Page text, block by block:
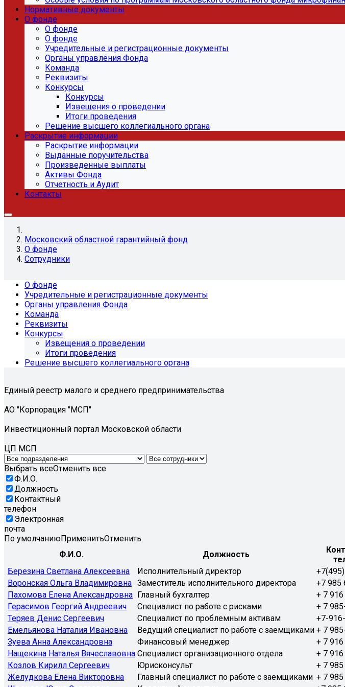
Нормативные документы
О фонде
О фонде
О фонде
Учредительные и регистрационные документы
Органы управления Фонда
Команда
Реквизиты
Конкурсы
Конкурсы
Извещения о проведении
Итоги проведения
Решение высшего коллегиального органа
Раскрытие информации
Раскрытие информации
Выданные поручительства
Произведенные выплаты
Активы Фонда
Отчетность и Аудит
Контакты
Московский областной гарантийный фонд
О фонде
Сотрудники
О фонде
Учредительные и регистрационные документы
Органы управления Фонда
Команда
Реквизиты
Конкурсы
Извещения о проведении
Итоги проведения
Решение высшего коллегиального органа
Единый реестр малого и среднего предпринимательства
АО "Корпорация "МСП"
Инвестиционный портал Московской области
ЦП МСП
Выбрать всеОтменить все
Ф.И.О.
Должность
Контактный
телефон
Электронная
почта
По умолчаниюПрименитьОтменить
Ф.И.О.
Должность
Березина Светлана Алексеевна
Исполнительный директор
Воронская Ольга Владимировна Заместитель исполнительного директора +7 985
Пахомова Елена Александровна
Главный бухгалтер + 7
Герасимов Георгий Андреевич
Специалист по работе с рисками + 7
Теряев Денис Сергеевич
Специалист по проблемным активам +7-
Емельянова Наталия Ивановна
Ведущий специалист по работе с заемщиками + 7
Зуева Анна Александровна
Финансовый менеджер + 7
Нащекина Наталья Вячеславовна Специалист организационного отдела + 7
Козлов Кирилл Сергеевич
Юрисконсульт + 7
Желудкова Елена Викторовна
Главный специалист по работе с заемщиками + 7